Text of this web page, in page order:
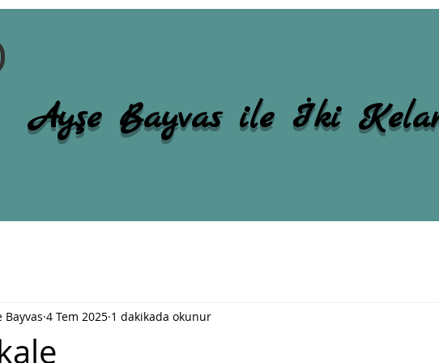
Ayşe Bayvas ile İki
Bayvas 4 Tem 2025 1 dakikada okunur